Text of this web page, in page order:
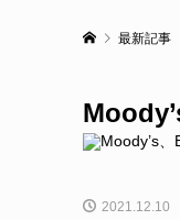
最新記事
2021.12.10